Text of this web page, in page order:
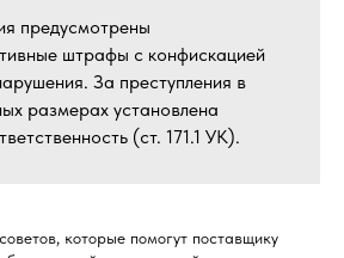
предусмотрены
штрафы с конфискацией
За преступления в
размерах установлена
(ст. 171.1 УК).
которые помогут поставщику